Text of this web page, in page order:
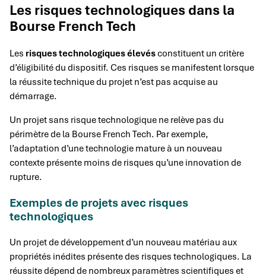
Les risques technologiques dans la
Bourse French Tech
Les risques technologiques élevésconstituent un critère
d’éligibilité du dispositif. Ces risques se manifestent lorsque
la réussite technique du projet n’est pas acquise au
démarrage.
Un projet sans risque technologique ne relève pas du
périmètre de la Bourse French Tech. Par exemple,
l’adaptation d’une technologie mature à un nouveau
contexte présente moins de risques qu’une innovation de
rupture.
Exemples de projets avec risques
technologiques
Un projet de développement d’un nouveau matériau aux
propriétés inédites présente des risques technologiques. La
réussite dépend de nombreux paramètres scientifiques et